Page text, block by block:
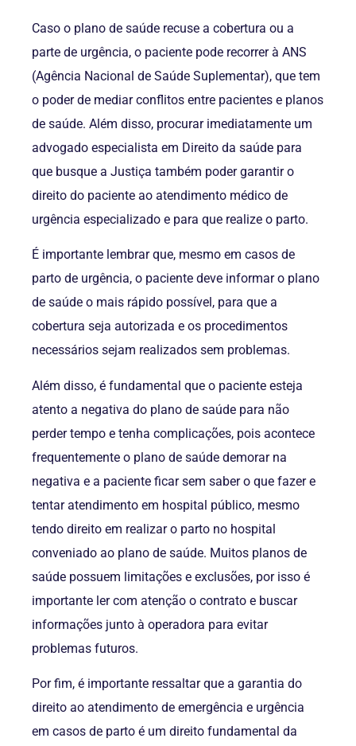
Caso o plano de saúde recuse a cobertura ou a
parte de urgência, o paciente pode recorrer à ANS
(Agência Nacional de Saúde Suplementar), que tem
o poder de mediar conflitos entre pacientes e planos
de saúde. Além disso, procurar imediatamente um
advogado especialista em Direito da saúde para
que busque a Justiça também poder garantir o
direito do paciente ao atendimento médico de
urgência especializado e para que realize o parto.
É importante lembrar que, mesmo em casos de
parto de urgência, o paciente deve informar o plano
de saúde o mais rápido possível, para que a
cobertura seja autorizada e os procedimentos
necessários sejam realizados sem problemas.
Além disso, é fundamental que o paciente esteja
atento a negativa do plano de saúde para não
perder tempo e tenha complicações, pois acontece
frequentemente o plano de saúde demorar na
negativa e a paciente ficar sem saber o que fazer e
tentar atendimento em hospital público, mesmo
tendo direito em realizar o parto no hospital
conveniado ao plano de saúde. Muitos planos de
saúde possuem limitações e exclusões, por isso é
importante ler com atenção o contrato e buscar
informações junto à operadora para evitar
problemas futuros.
Por fim, é importante ressaltar que a garantia do
direito ao atendimento de emergência e urgência
em casos de parto é um direito fundamental da